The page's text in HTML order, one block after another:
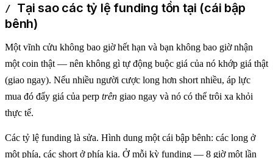
Tại sao các tỷ lệ funding tồn tại (cái bập
bênh)
Một vĩnh cửu không bao giờ hết hạn và bạn không bao giờ nhận
một coin thật — nên không gì tự động buộc giá của nó khớp giá thật
(giao ngay). Nếu nhiều người cược long hơn short nhiều, áp lực
mua đó đẩy giá của perp trên giao ngay và nó có thể trôi xa khỏi
thực tế.
Các tỷ lệ funding là sửa. Hình dung một cái bập bênh: các long ở
một phía, các short ở phía kia. Ở mỗi kỳ funding — 8 giờ một lần